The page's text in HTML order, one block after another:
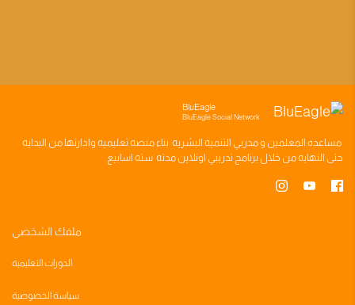
BluEagle
BluEagle Social Network
مساعده المعلمين ومدربي التنميه البشريه بناءمنصه تعليميه وادارتها من البدايه
حتى النهايه من خلال برنامج تدريبي اونلاين مدته سته اسابيع
ملفك الشخصي
الدورات التعليمية
سياسة الخصوصية